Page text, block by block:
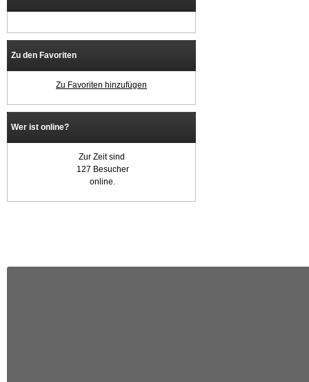
Zu den Favoriten
Zu Favoriten hinzufügen
Wer ist online?
Zur Zeit sind
127 Besucher
online.